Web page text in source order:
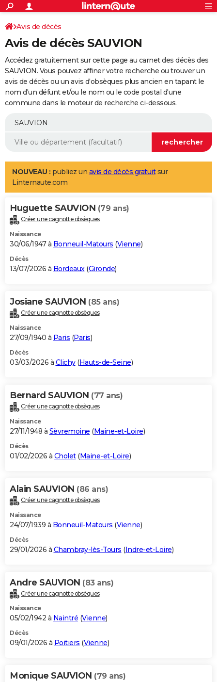
ACTUALITÉS
Politique
Société
Faits Divers
Education
Monde
Villes
+
SPORT
Coupe du monde 2026
Football
Tennis
Cyclisme
Rugby
Forum
Programme TV
TNT
Streaming
Cinéma
Sorties cinéma
Musique
+
FINANCE
Retraite
Epargne
Immobilier
Risques naturels par ville
Banque
Assurance
AUTO
Essais
Réserver un essai
Citadines
Berlines
SUV
Forum auto
+
Mobiles
Meilleur smartphone
Internet
Ordinateurs
Jeux vidéo
Guide high-tech
Aménagement intérieur
LIFESTYLE
Art de vivre
Bien-être
Loisirs
Mode
Modes de vie
Alimentation
Guide de la santé
Maladies
Médicaments
Sommeil
VOYAGE
Destinations
City break
Voyage nature
Voyage de noces
Forum
Climat
+PHOTO
GUIDES D'ACHAT
BONS PLANS
Carte de Noël
Carte Bonne année
Carte Saint-Valentin
Carte Pâques
Carte d'anniversaire
DICTIONNAIRE
Dictionnaire
Biographies
Citations
Expressions
Proverbes
PROGRAMME TV
S'inscrire
Se connecter
Lycées
Collèges
Primaires
Universités
Entreprises
Service militaire
Avis de recherche
AVIS DE DÉCÈS
Bricolage
Lifestyle
Culture
Sport
Auto
Television
Voyage
Cinema
Avis de décès
Avis de décès SAUVION
Accédez gratuitement sur cette page au carnet des décès des
SAUVION. Vous pouvez affiner votre recherche ou trouver un
avis de décès ou un avis d'obsèques plus ancien en tapant le
nom d'un défunt et/ou le nom ou le code postal d'une
commune dans le moteur de recherche ci-dessous.
NOUVEAU : publiez un avis de décès gratuitsur
Linternaute.com
Huguette SAUVION (79 ans)
Créer une cagnotte obsèques
Naissance
30/06/1947 à Bonneuil-Matours (Vienne)
Décès
13/07/2026 à Bordeaux(Gironde)
Josiane SAUVION (85 ans)
Créer une cagnotte obsèques
Naissance
27/09/1940 à Paris (Paris)
Décès
03/03/2026 à Clichy(Hauts-de-Seine)
Bernard SAUVION (77 ans)
Créer une cagnotte obsèques
Naissance
27/11/1948 à Sèvremoine (Maine-et-Loire)
Décès
01/02/2026 à Cholet(Maine-et-Loire)
Alain SAUVION (86 ans)
Créer une cagnotte obsèques
Naissance
24/07/1939 à Bonneuil-Matours (Vienne)
Décès
29/01/2026 à Chambray-lès-Tours (Indre-et-Loire)
Andre SAUVION (83 ans)
Créer une cagnotte obsèques
Naissance
05/02/1942 à Naintré (Vienne)
Décès
09/01/2026 à Poitiers (Vienne)
Monique SAUVION (79 ans)